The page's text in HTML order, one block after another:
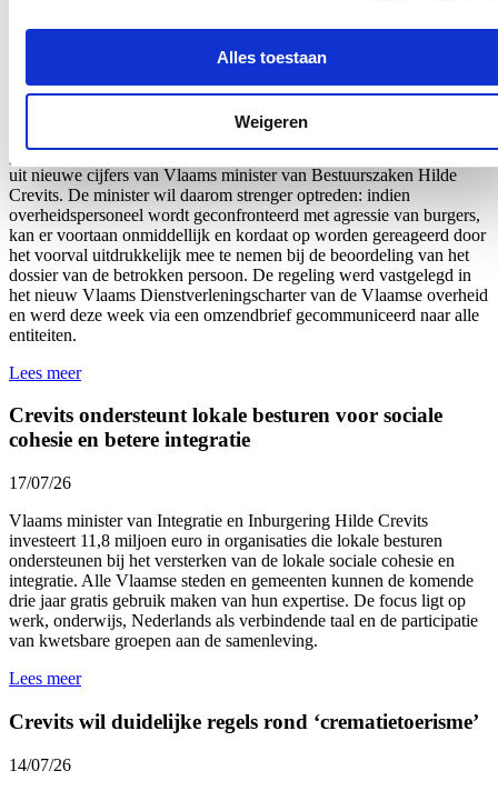
Alles toestaan
Weigeren
dat dossiers tijdelijk kan opschorten in geval van
agressie voortaan van kracht
22/07/26
Het aantal meldingen van ongewenst gedrag van derden tegenover
personeelsleden van de Vlaamse overheidsteeg met 60%.Dat blijkt
uit nieuwe cijfers van Vlaams minister van Bestuurszaken Hilde
Crevits. De minister wil daarom strenger optreden: indien
overheidspersoneel wordt geconfronteerd met agressie van burgers,
kan er voortaan onmiddellijk en kordaat op worden gereageerd door
het voorval uitdrukkelijk mee te nemen bij de beoordeling van het
dossier van de betrokken persoon. De regeling werd vastgelegd in
het nieuw Vlaams Dienstverleningscharter van de Vlaamse overheid
en werd deze week via een omzendbrief gecommuniceerd naar alle
entiteiten.
Lees meer
Crevits ondersteunt lokale besturen voor sociale
cohesie en betere integratie
17/07/26
Vlaams minister van Integratie en Inburgering Hilde Crevits
investeert 11,8 miljoen euro in organisaties die lokale besturen
ondersteunen bij het versterken van de lokale sociale cohesie en
integratie. Alle Vlaamse steden en gemeenten kunnen de komende
drie jaar gratis gebruik maken van hun expertise. De focus ligt op
werk, onderwijs, Nederlands als verbindende taal en de participatie
van kwetsbare groepen aan de samenleving.
Lees meer
Crevits wil duidelijke regels rond ‘crematietoerisme’
14/07/26